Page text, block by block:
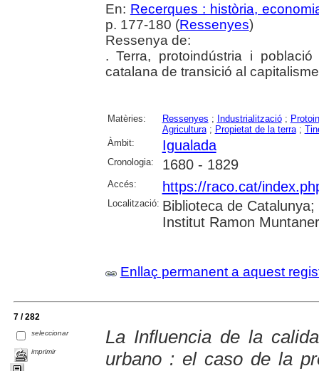
En: Recerques : història,
p. 177-180 (Ressenyes)
Ressenya de:
. Terra, protoindústria i
catalana de transició al
Matèries: Ressenyes ; Industrialització;
Agricultura; Propietat de la terra;
Àmbit:
Igualada
Cronologia: 1680 - 1829
Accés: https://raco.cat/
Localització: Biblioteca de
Institut Ramon
Enllaç permanent a aquest
7 / 282
seleccionar
imprimir
La Influencia de la
urbano : el caso de la